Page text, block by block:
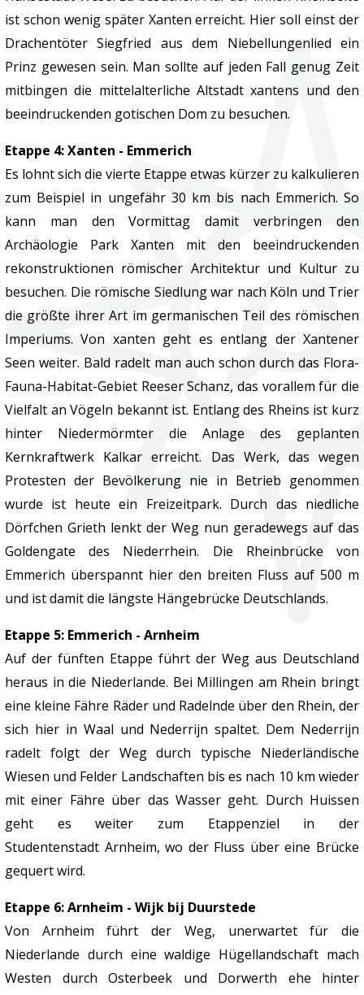
ist schon wenig später Xanten erreicht. Hier soll einst der
Drachentöter Siegfried aus dem Niebellungenlied ein
Prinz gewesen sein. Man sollte auf jeden Fall genug Zeit
mitbingen die mittelalterliche Altstadt xantens und den
beeindruckenden gotischen Dom zu besuchen.
Etappe 4: Xanten - Emmerich
Es lohnt sich die vierte Etappe etwas kürzer zu kalkulieren
zum Beispiel in ungefähr 30 km bis nach Emmerich. So
kann man den Vormittag damit verbringen den
Archäologie Park Xanten mit den beeindruckenden
rekonstruktionen römischer Architektur und Kultur zu
besuchen. Die römische Siedlung war nach Köln und Trier
die größte ihrer Art im germanischen Teil des römischen
Imperiums. Von xanten geht es entlang der Xantener
Seen weiter. Bald radelt man auch schon durch das Flora-
Fauna-Habitat-Gebiet Reeser Schanz, das vorallem für die
Vielfalt an Vögeln bekannt ist. Entlang des Rheins ist kurz
hinter Niedermörmter die Anlage des geplanten
Kernkraftwerk Kalkar erreicht. Das Werk, das wegen
Protesten der Bevölkerung nie in Betrieb genommen
wurde ist heute ein Freizeitpark. Durch das niedliche
Dörfchen Grieth lenkt der Weg nun geradewegs auf das
Goldengate des Niederrhein. Die Rheinbrücke von
Emmerich überspannt hier den breiten Fluss auf 500 m
und ist damit die längste Hängebrücke Deutschlands.
Etappe 5: Emmerich - Arnheim
Auf der fünften Etappe führt der Weg aus Deutschland
heraus in die Niederlande. Bei Millingen am Rhein bringt
eine kleine Fähre Räder und Radelnde über den Rhein, der
sich hier in Waal und Nederrijn spaltet. Dem Nederrijn
radelt folgt der Weg durch typische Niederländische
Wiesen und Felder Landschaften bis es nach 10 km wieder
mit einer Fähre über das Wasser geht. Durch Huissen
geht es weiter zum Etappenziel in der
Studentenstadt Arnheim, wo der Fluss über eine Brücke
gequert wird.
Etappe 6: Arnheim - Wijk bij Duurstede
Von Arnheim führt der Weg, unerwartet für die
Niederlande durch eine waldige Hügellandschaft mach
Westen durch Osterbeek und Dorwerth ehe hinter